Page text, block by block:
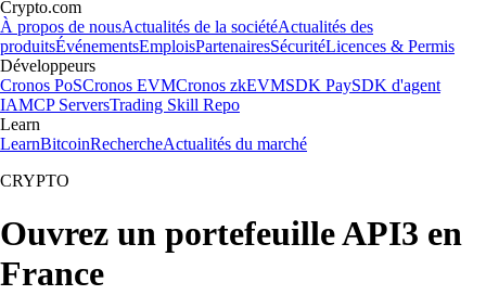
Crypto.com
À propos de nousActualités de la sociétéActualités des
produitsÉvénementsEmploisPartenairesSécuritéLicences & Permis
Développeurs
Cronos PoSCronos EVMCronos zkEVMSDK PaySDK d'agent
IAMCP ServersTrading Skill Repo
Learn
LearnBitcoinRechercheActualités du marché
CRYPTO
Ouvrez un portefeuille API3 en
France